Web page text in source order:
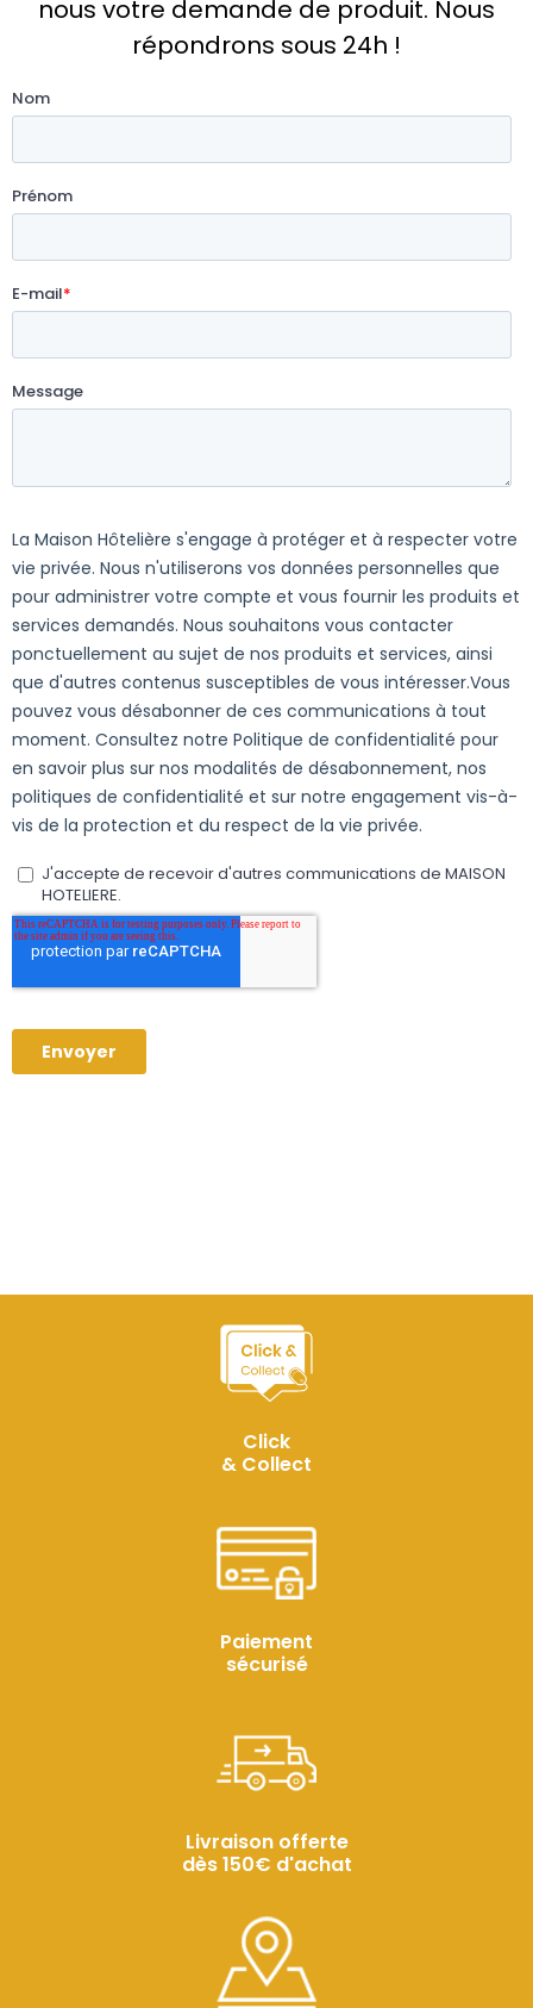
Click
& Collect
Paiement
sécurisé
Livraison offerte
dès 150€ d'achat